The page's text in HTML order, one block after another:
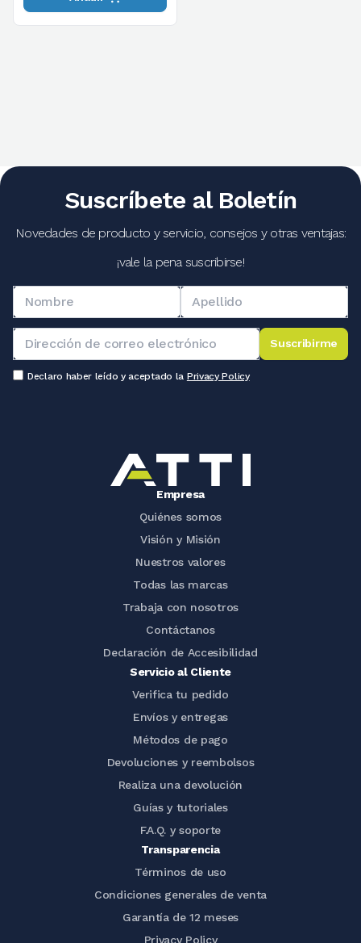
Suscríbete al Boletín
Novedades de producto y servicio, consejos y otras ventajas:
¡vale la pena suscribirse!
Suscribirme
Declaro haber leído y aceptado la Privacy Policy
Empresa
Quiénes somos
Visión y Misión
Nuestros valores
Todas las marcas
Trabaja con nosotros
Contáctanos
Declaración de Accesibilidad
Servicio al Cliente
Verifica tu pedido
Envíos y entregas
Métodos de pago
Devoluciones y reembolsos
Realiza una devolución
Guías y tutoriales
F.A.Q. y soporte
Transparencia
Términos de uso
Condiciones generales de venta
Garantía de 12 meses
Privacy Policy